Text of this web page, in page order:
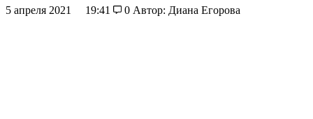
5 апреля 2021 19:41 0 Автор: Диана Егорова